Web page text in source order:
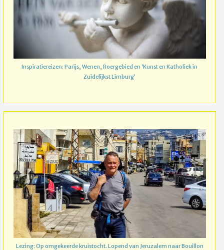
Inspiratiereizen: Parijs, Wenen, Roergebied en ‘Kunst en Katholiek in
Zuidelijkst Limburg’
Lezing: Op omgekeerde kruistocht. Lopend van Jeruzalem naar Bouillon